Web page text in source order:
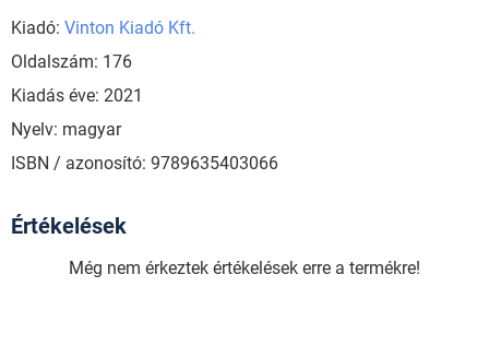
Kiadó: Vinton Kiadó Kft.
Oldalszám: 176
Kiadás éve: 2021
Nyelv: magyar
ISBN / azonosító: 9789635403066
Értékelések
Még nem érkeztek értékelések erre a termékre!